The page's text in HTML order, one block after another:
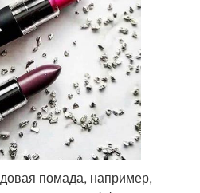
помада, например,